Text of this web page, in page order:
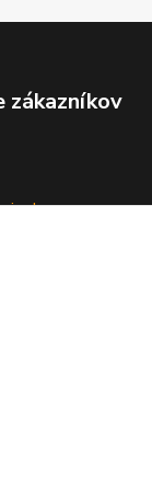
zákazníkov